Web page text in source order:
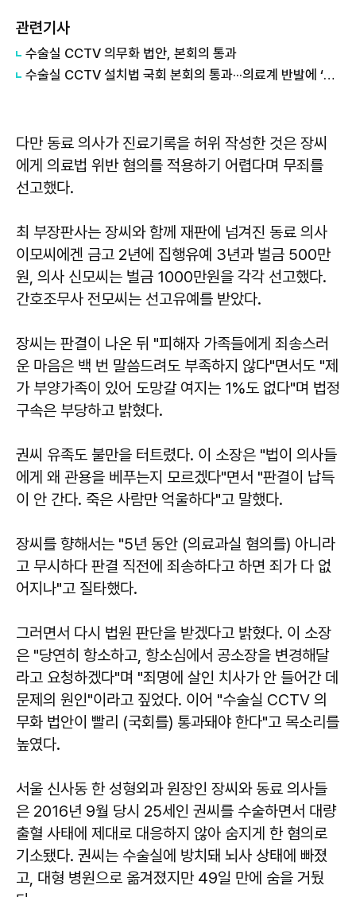
관련기사
수술실 CCTV 의무화 법안, 본회의 통과
수술실 CCTV 설치법 국회 본회의 통과···의료계 반발에 ‘진통 계속’
다만 동료 의사가 진료기록을 허위 작성한 것은 장씨
에게 의료법 위반 혐의를 적용하기 어렵다며 무죄를
선고했다.
최 부장판사는 장씨와 함께 재판에 넘겨진 동료 의사
이모씨에겐 금고 2년에 집행유예 3년과 벌금 500만
원, 의사 신모씨는 벌금 1000만원을 각각 선고했다.
간호조무사 전모씨는 선고유예를 받았다.
장씨는 판결이 나온 뒤 "피해자 가족들에게 죄송스러
운 마음은 백 번 말씀드려도 부족하지 않다"면서도 "제
가 부양가족이 있어 도망갈 여지는 1%도 없다"며 법정
구속은 부당하고 밝혔다.
권씨 유족도 불만을 터트렸다. 이 소장은 "법이 의사들
에게 왜 관용을 베푸는지 모르겠다"면서 "판결이 납득
이 안 간다. 죽은 사람만 억울하다"고 말했다.
장씨를 향해서는 "5년 동안 (의료과실 혐의를) 아니라
고 무시하다 판결 직전에 죄송하다고 하면 죄가 다 없
어지나"고 질타했다.
그러면서 다시 법원 판단을 받겠다고 밝혔다. 이 소장
은 "당연히 항소하고, 항소심에서 공소장을 변경해달
라고 요청하겠다"며 "죄명에 살인 치사가 안 들어간 데
문제의 원인"이라고 짚었다. 이어 "수술실 CCTV 의
무화 법안이 빨리 (국회를) 통과돼야 한다"고 목소리를
높였다.
서울 신사동 한 성형외과 원장인 장씨와 동료 의사들
은 2016년 9월 당시 25세인 권씨를 수술하면서 대량
출혈 사태에 제대로 대응하지 않아 숨지게 한 혐의로
기소됐다. 권씨는 수술실에 방치돼 뇌사 상태에 빠졌
고, 대형 병원으로 옮겨졌지만 49일 만에 숨을 거뒀